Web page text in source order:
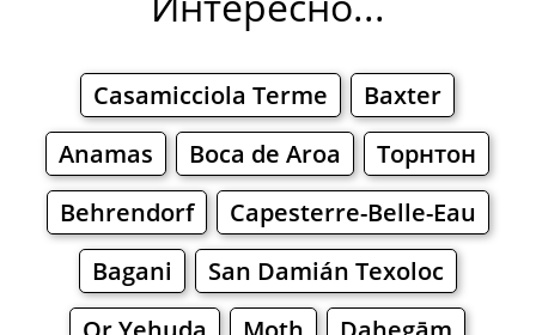
Casamicciola Terme
Baxter
Anamas
Boca de Aroa
Торнтон
Behrendorf
Capesterre-Belle-Eau
Bagani
San Damián Texoloc